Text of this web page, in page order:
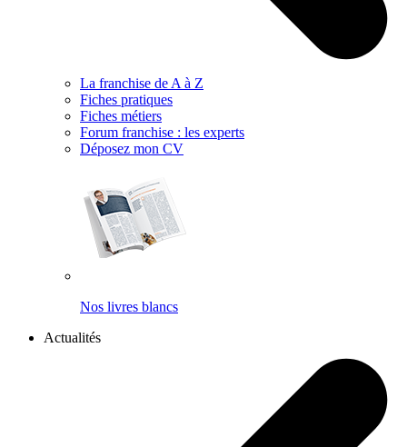
La franchise de A à Z
Fiches pratiques
Fiches métiers
Forum franchise : les experts
Déposez mon CV
Nos livres blancs
Actualités